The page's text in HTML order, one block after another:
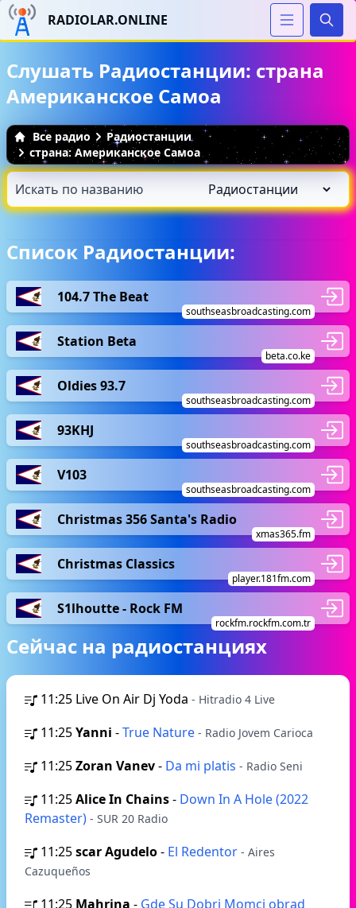
RADIOLAR.ONLINE
Слушать Радиостанции: страна
Американское Самоа
Все радио
Радиостанции
страна: Американское Самоа
Список Радиостанции:
104.7 The Beat
southseasbroadcasting.com
Station Beta
beta.co.ke
Oldies 93.7
southseasbroadcasting.com
93KHJ
southseasbroadcasting.com
V103
southseasbroadcasting.com
Christmas 356 Santa's Radio
xmas365.fm
Christmas Classics
player.181fm.com
S1lhoutte - Rock FM
rockfm.rockfm.com.tr
Сейчас на радиостанциях
11:25 Live On Air Dj Yoda - Hitradio 4 Live
11:25Yanni -True Nature - Radio Jovem Carioca
11:25Zoran Vanev- Da mi platis - Radio Seni
11:25Alice In Chains- Down In A Hole (2022
Remaster) - SUR 20 Radio
11:25scar Agudelo- El Redentor - Aires
Cazuqueños
11:25 Mahrina - Gde Su Dobri Momci obrad